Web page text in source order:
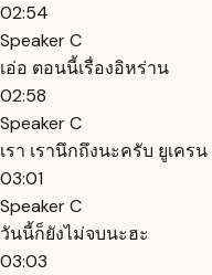
02:54
Speaker C
เอ่อ ตอนนี้เรื่องอิหร่าน
02:58
Speaker C
เรา เรานึกถึงนะครับ ยูเครน
03:01
Speaker C
วันนี้ก็ยังไม่จบนะฮะ
03:03